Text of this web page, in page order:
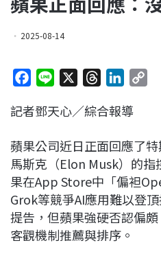
2025-08-14
c
b
o
o
k
n
r
a
d
s
n
e
I
n
L
i
n
k
記者鄧天心／綜合報導
蘋果公司近日正面回應了
馬斯克（Elon Musk）的
果在App Store中「偏袒
Grok等競爭AI應用難以登
提告，但蘋果強硬否認偏
客觀機制推薦與排序。